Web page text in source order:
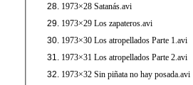
1973×28 Satanás.avi
1973×29 Los zapateros.avi
1973×30 Los atropellados Parte 1.avi
1973×31 Los atropellados Parte 2.avi
1973×32 Sin piñata no hay posada.avi